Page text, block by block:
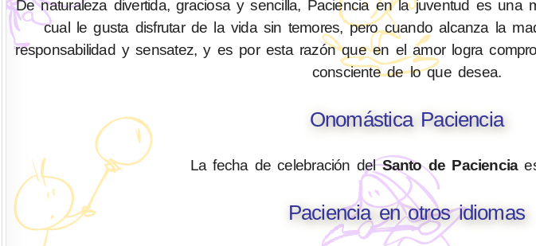
De naturaleza divertida, graciosa y sencilla, Paciencia en la juventud es una
cual le gusta disfrutar de la vida sin temores, pero cuando alcanza la
responsabilidad y sensatez, y es por esta razón que en el amor logra
consciente de lo que desea.
Onomástica Paciencia
La fecha de celebración delSanto de Paciencia
Paciencia en otros idiomas